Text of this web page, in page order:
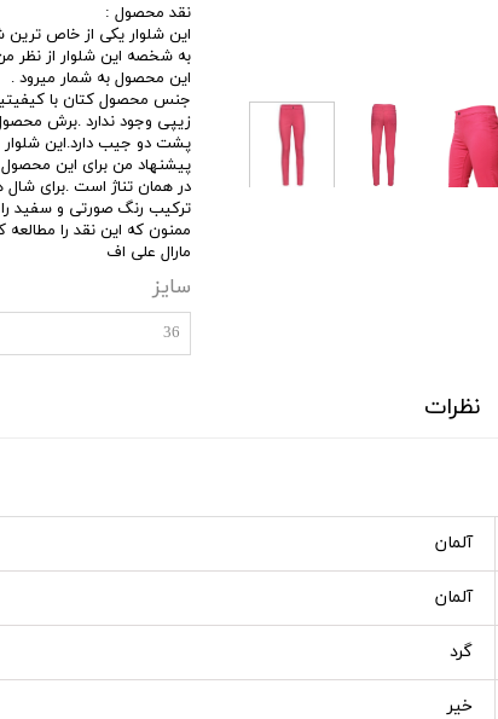
نقد محصول :
این شلوار یکی از خاص ترین
به شخصه این شلوار از نظر
این محصول به شمار میرود .
جنس محصول کتان با
زیپی وجود ندارد .برش
پشت دو جیب دارد.این شلوار
پیشنهاد من برای این
در همان تناژ است .برای شال
ترکیب رنگ صورتی و سفید
ممنون که این نقد را مطالعه
مارال علی اف
سایز
36
نظرات
آلمان
آلمان
گرد
خیر